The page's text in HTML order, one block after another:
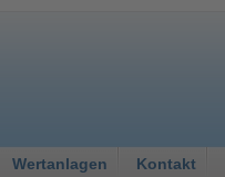
Wertanlagen Kontakt